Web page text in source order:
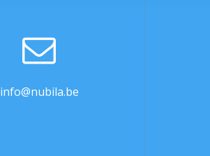
info@nubila.be